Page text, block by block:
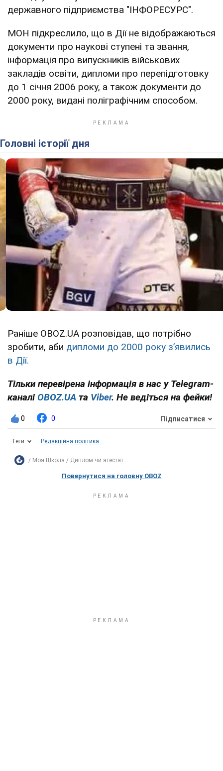
державного підприємства "ІНФОРЕСУРС".
МОН підкреслило, що в Дії не відображаються
документи про наукові ступені та звання,
інформація про випускників військових
закладів освіти, дипломи про перепідготовку
до 1 січня 2006 року, а також документи до
2000 року, видані поліграфічним способом.
Головні історії дня
Раніше OBOZ.UA розповідав, що потрібно
зробити, аби дипломи до 2000 року зʼявились
в Дії.
Тільки перевірена інформація в нас у Telegram-
каналі OBOZ.UA та Viber. Не ведіться на фейки!
0 0 Підписатися
Теги Редакційна політика
Моя Школа Диплом чи атестат...
Повернутися на головну OBOZ